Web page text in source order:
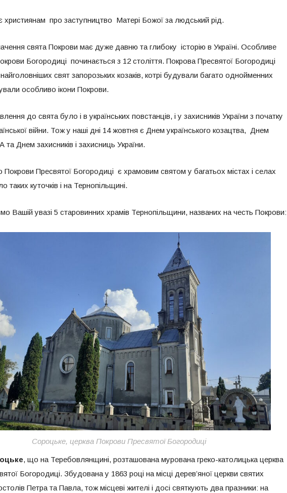
християнам про заступництво Матері Божої за людський рід.
свята Покрови має дуже давню та глибоку історію в Україні. Особливе
Богородиці починається з 12 століття. Покрова Пресвятої Богородиці
свят запорозьких козаків, котрі будували багато однойменних
особливо ікони Покрови.
до свята було і в українських повстанців, і у захисників України з початку
війни. Тож у наші дні 14 жовтня є Днем українського козацтва, Днем
Днем захисників і захисниць України.
Покрови Пресвятої Богородиці є храмовим святом у багатьох містах і селах
таких куточків і на Тернопільщині.
Вашій увазі 5 старовинних храмів Тернопільщини, названих на честь Покрови:
Сороцьке, церква Покрови Пресвятої Богородиці
, що на Теребовлянщині, розташована мурована греко-католицька церква
Богородиці. Збудована у 1863 році на місці дерев’яної церкви святих
Петра та Павла, тож місцеві жителі і досі святкують два празники: на